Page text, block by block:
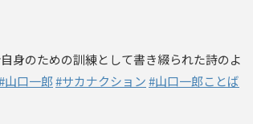
身のための訓練として書き綴られた詩のよ
山口一郎#サカナクション#山口一郎ことば